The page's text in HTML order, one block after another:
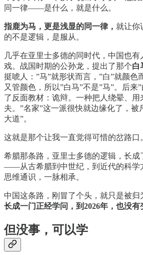
同一律——是什么，就是什么。
指鹿为马，更是浅显的同一律， 就让你
的不是逻辑，是服从。
几乎在亚里士多德的同时代，中国也
戏。战国时期的公孙龙，提出了那个白
挺唬人：”马”就形状而言，”白”就颜色
又管颜色，所以”白马”不是”马”。后来
了反面教材：诡辩。一种把人绕晕、
夫。”名家”这一派很快就边缘化了，被
大道”。
这就是那个让我一直觉得可惜的岔路口
希腊那条路，亚里士多德的逻辑，长成
——从古希腊到中世纪，到近代的科学
思维通识，一脉相承。
中国这条路，刚冒了个头，就只是被归
长成一门正经学问，到2026年，也没有
但没事，可以学